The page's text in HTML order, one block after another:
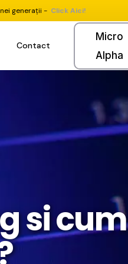
generații - Click Aici!
Contact
Micro
Alpha
si cum